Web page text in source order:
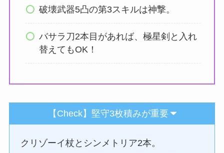
破壊武器5凸の第3スキルは神撃。
バサラ刀2本目があれば、極星剣と入れ
替えてもOK！
【Check】堅守3枚積みが重要
クリゾーイ杖とシンメトリア2本。